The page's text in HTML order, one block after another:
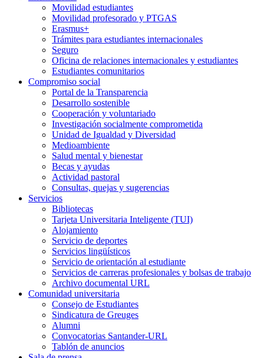
Movilidad estudiantes
Movilidad profesorado y PTGAS
Erasmus+
Trámites para estudiantes internacionales
Seguro
Oficina de relaciones internacionales y estudiantes
Estudiantes comunitarios
Compromiso social
Portal de la Transparencia
Desarrollo sostenible
Cooperación y voluntariado
Investigación socialmente comprometida
Unidad de Igualdad y Diversidad
Medioambiente
Salud mental y bienestar
Becas y ayudas
Actividad pastoral
Consultas, quejas y sugerencias
Servicios
Bibliotecas
Tarjeta Universitaria Inteligente (TUI)
Alojamiento
Servicio de deportes
Servicios lingüísticos
Servicio de orientación al estudiante
Servicios de carreras profesionales y bolsas de trabajo
Archivo documental URL
Comunidad universitaria
Consejo de Estudiantes
Sindicatura de Greuges
Alumni
Convocatorias Santander-URL
Tablón de anuncios